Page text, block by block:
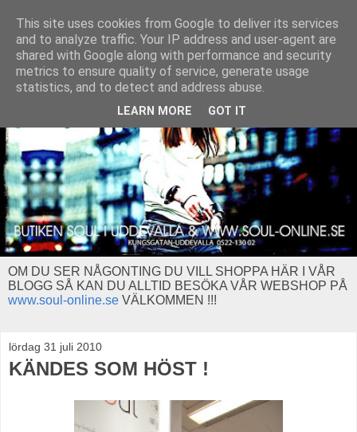
OM DU SER NÅGONTING DU VILL SHOPPA HÄR I VÅR
BLOGG SÅ KAN DU ALLTID BESÖKA VÅR WEBSHOP PÅ
www.soul-online.se VÄLKOMMEN !!!
lördag 31 juli 2010
KÄNDES SOM HÖST !
This site uses cookies from Google to deliver its services
and to analyze traffic. Your IP address and user-agent are
shared with Google along with performance and security
metrics to ensure quality of service, generate usage
statistics, and to detect and address abuse.
LEARN MORE GOT IT